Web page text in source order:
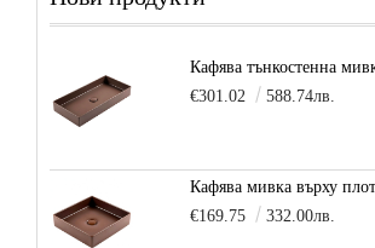
€301.02
588.74лв.
€169.75
332.00лв.